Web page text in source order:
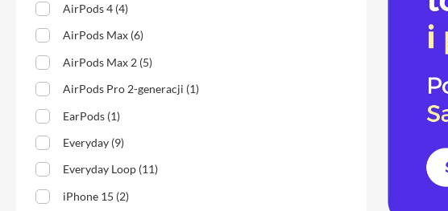
Pack
Mac
iPhone
iPhone
17
Pro
iPhone
17
Pro
Max
AirPods 4 (4)
AirPods Max (6)
AirPods Max 2 (5)
AirPods Pro 2-generacji (1)
EarPods (1)
Everyday (9)
Everyday Loop (11)
iPhone 15 (2)